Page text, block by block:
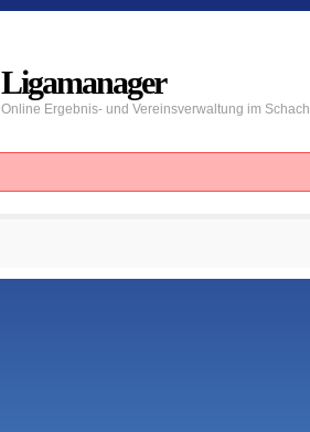
Ligamanager
Online Ergebnis- und Vereinsverwaltung im Schach